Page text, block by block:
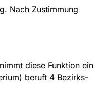
Nach Zustimmung
diese Funktion ein
beruft 4 Bezirks-